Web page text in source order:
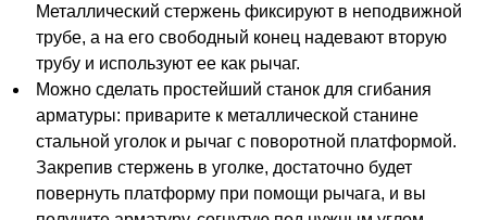
Металлический стержень фиксируют в неподвижной
трубе, а на его свободный конец надевают вторую
трубу и используют ее как рычаг.
Можно сделать простейший станок для сгибания
арматуры: приварите к металлической станине
стальной уголок и рычаг с поворотной платформой.
Закрепив стержень в уголке, достаточно будет
повернуть платформу при помощи рычага, и вы